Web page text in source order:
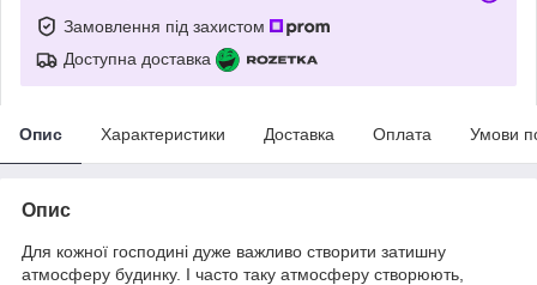
Замовлення під захистом
Доступна доставка
Опис Характеристики Доставка Оплата Умови
Опис
Для кожної господині дуже важливо створити затишну
атмосферу будинку. І часто таку атмосферу створюють,